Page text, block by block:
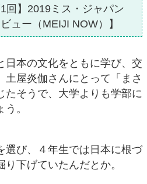
回】2019ミス・ジャパン
ュー（MEIJI NOW）】
日本の文化をともに学び、交
土屋炎伽さんにとって「まさ
たそうで、大学よりも学部に
。
選び、４年生では日本に根づ
下げていたんだとか。